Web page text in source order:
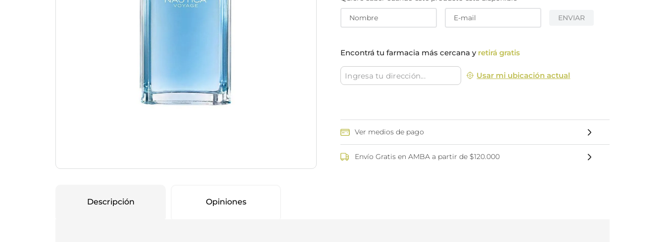
Protección Femenina
Protectores mamarios
ENVIAR
Encontrá tu farmacia más cercana y retirá gratis
Usar mi ubicación actual
Ver medios de pago
Envío Gratis en AMBA a partir de $120.000
Descripción Opiniones